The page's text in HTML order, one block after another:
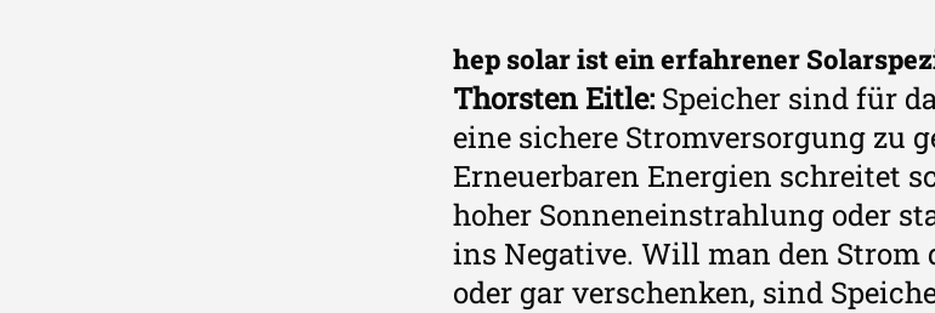
hep solar ist ein erfahrener
Thorsten Eitle: Speicher sind für
eine sichere Stromversorgung zu
Erneuerbaren Energien schreitet
hoher Sonneneinstrahlung oder
ins Negative. Will man den Strom
oder gar verschenken, sind